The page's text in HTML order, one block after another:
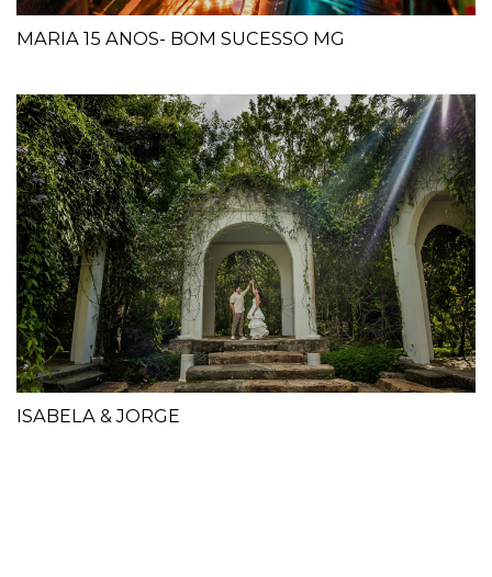
MARIA 15 ANOS- BOM SUCESSO MG
ISABELA & JORGE